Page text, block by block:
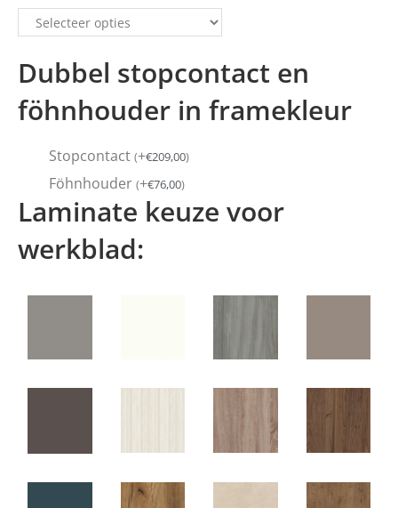
Dubbel stopcontact en
föhnhouder in framekleur
Stopcontact (+€209,00)
Föhnhouder (+€76,00)
Laminate keuze voor
werkblad: